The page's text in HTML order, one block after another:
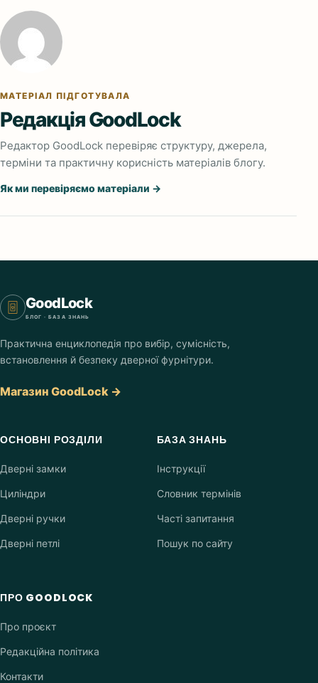
МАТЕРІАЛ ПІДГОТУВАЛА
Редакція GoodLock
Редактор GoodLock перевіряє структуру, джерела,
терміни та практичну корисність матеріалів блогу.
Як ми перевіряємо матеріали →
GoodLock
БЛОГ · БАЗА ЗНАНЬ
Практична енциклопедія про вибір, сумісність,
встановлення й безпеку дверної фурнітури.
Магазин GoodLock →
ОСНОВНІ РОЗДІЛИ
Дверні замки
Циліндри
Дверні ручки
Дверні петлі
БАЗА ЗНАНЬ
Інструкції
Словник термінів
Часті запитання
Пошук по сайту
ПРО GOODLOCK
Про проєкт
Редакційна політика
Контакти